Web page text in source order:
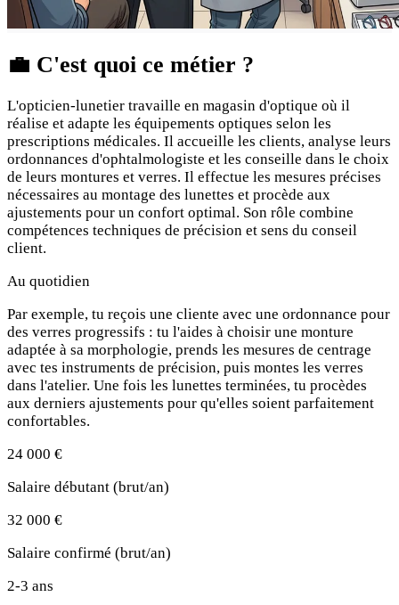
💼 C'est quoi ce métier ?
L'opticien-lunetier travaille en magasin d'optique où il
réalise et adapte les équipements optiques selon les
prescriptions médicales. Il accueille les clients, analyse leurs
ordonnances d'ophtalmologiste et les conseille dans le choix
de leurs montures et verres. Il effectue les mesures précises
nécessaires au montage des lunettes et procède aux
ajustements pour un confort optimal. Son rôle combine
compétences techniques de précision et sens du conseil
client.
Au quotidien
Par exemple, tu reçois une cliente avec une ordonnance pour
des verres progressifs : tu l'aides à choisir une monture
adaptée à sa morphologie, prends les mesures de centrage
avec tes instruments de précision, puis montes les verres
dans l'atelier. Une fois les lunettes terminées, tu procèdes
aux derniers ajustements pour qu'elles soient parfaitement
confortables.
24 000 €
Salaire débutant (brut/an)
32 000 €
Salaire confirmé (brut/an)
2-3 ans